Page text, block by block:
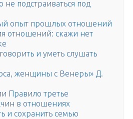
не подстраиваться под
опыт прошлых отношений
отношений: скажи нет
и уметь слушать
женщины с Венеры» Д.
Правило третье
в отношениях
и сохранить семью